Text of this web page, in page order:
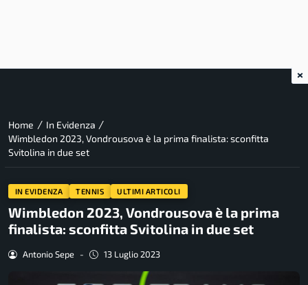
Home / In Evidenza /
Wimbledon 2023, Vondrousova è la prima finalista: sconfitta
Svitolina in due set
IN EVIDENZA TENNIS ULTIMI ARTICOLI
Wimbledon 2023, Vondrousova è la prima
finalista: sconfitta Svitolina in due set
Antonio Sepe - 13 Luglio 2023
×